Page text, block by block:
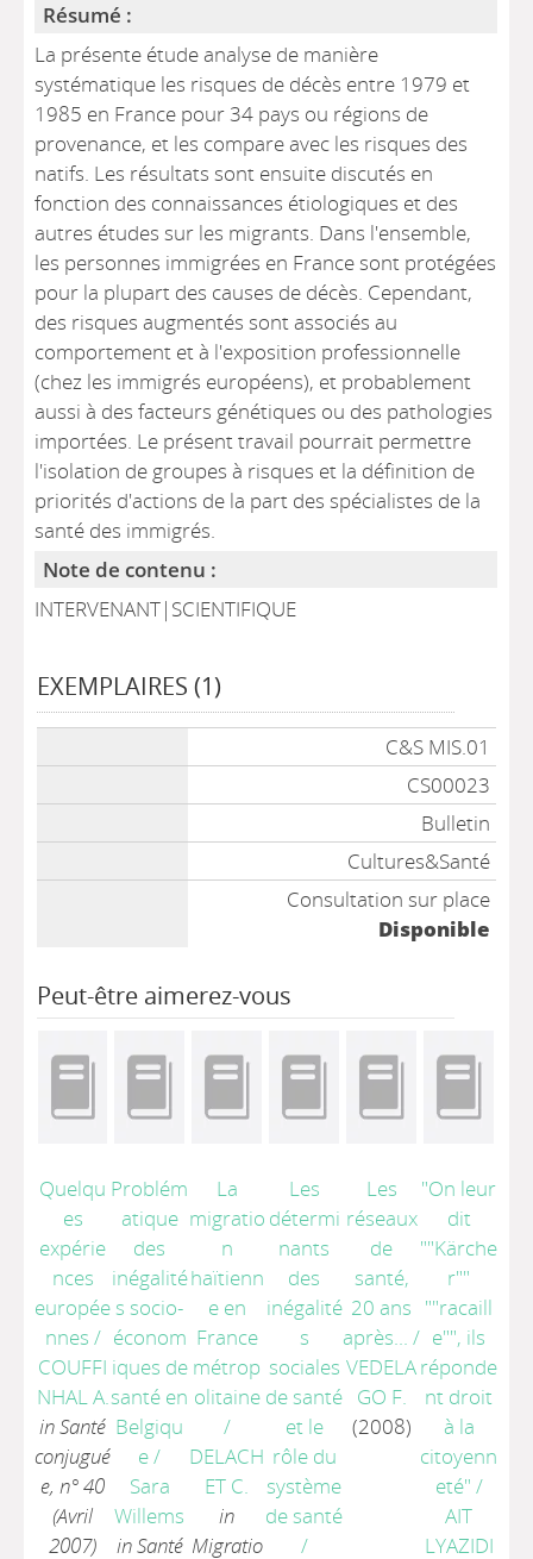
Résumé :
La présente étude analyse de manière
systématique les risques de décès entre 1979 et
1985 en France pour 34 pays ou régions de
provenance, et les compare avec les risques des
natifs. Les résultats sont ensuite discutés en
fonction des connaissances étiologiques et des
autres études sur les migrants. Dans l'ensemble,
les personnes immigrées en France sont protégées
pour la plupart des causes de décès. Cependant,
des risques augmentés sont associés au
comportement et à l'exposition professionnelle
(chez les immigrés européens), et probablement
aussi à des facteurs génétiques ou des pathologies
importées. Le présent travail pourrait permettre
l'isolation de groupes à risques et la définition de
priorités d'actions de la part des spécialistes de la
santé des immigrés.
Note de contenu :
INTERVENANT|SCIENTIFIQUE
EXEMPLAIRES (1)
C&S MIS.01
CS00023
Bulletin
Cultures&Santé
Consultation sur place
Disponible
Peut-être aimerez-vous
Quelqu
es
expérie
nces
europée
nnes /
COUFFI
NHAL A.
in Santé
conjugué
e, n° 40
(Avril
2007)
Problém
atique
des
inégalité
s socio-
économ
iques de
santé en
Belgiqu
e/
Sara
Willems
in Santé
La
migratio
n
haïtienn
e en
France
métrop
olitaine
/
DELACH
ET C.
in
Migratio
Les
détermi
nants
des
inégalité
s
sociales
de santé
et le
rôle du
système
de santé
/
Les
réseaux
de
santé,
20 ans
après... /
VEDELA
GO F.
(2008)
"On leur
dit
""Kärche
r""
""racaill
e"", ils
réponde
nt droit
à la
citoyenn
eté" /
AIT
LYAZIDI